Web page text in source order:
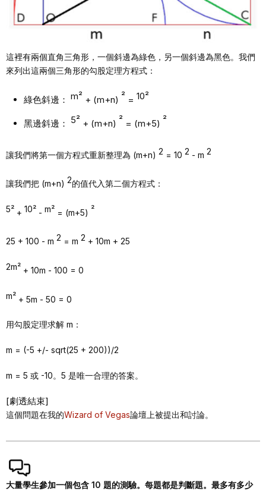
這裡有兩個直角三角形，一個斜邊為綠色，另一個斜邊為黑色。我們
來列出這兩個三角形的勾股定理方程式：
綠色斜邊： m² + (m+n) ² = 10²
黑邊斜邊： 5² + (m+n) ² = (m+5) ²
讓我們將第一個方程式重新整理為 (m+n) 2 = 10 2 - m 2
讓我們把 (m+n) 2的值代入第二個方程式：
5² + 10² - m² = (m+5) ²
25 + 100 - m 2 = m 2 + 10m + 25
2m² + 10m - 100 = 0
m² + 5m - 50 = 0
用勾股定理求解 m：
m = (-5 +/- sqrt(25 + 200))/2
m = 5 或 -10。5 是唯一合理的答案。
[劇透結束]
這個問題在我的Wizard of Vegas論壇上被提出和討論。
大量學生參加一個包含 10 題的測驗。每題都是判斷題。最多有多少